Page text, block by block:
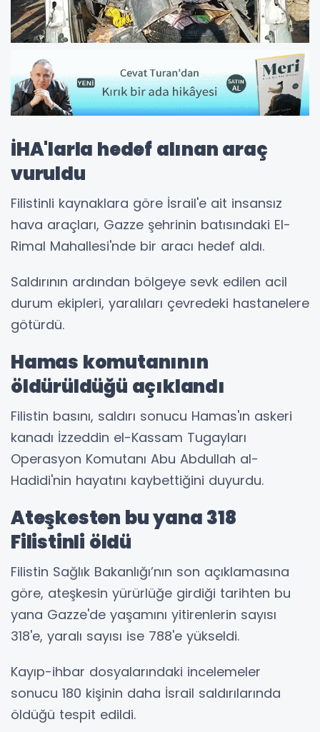
İHA'larla hedef alınan araç
vuruldu
Filistinli kaynaklara göre İsrail'e ait insansız
hava araçları, Gazze şehrinin batısındaki El-
Rimal Mahallesi'nde bir aracı hedef aldı.
Saldırının ardından bölgeye sevk edilen acil
durum ekipleri, yaralıları çevredeki hastanelere
götürdü.
Hamas komutanının
öldürüldüğü açıklandı
Filistin basını, saldırı sonucu Hamas'ın askeri
kanadı İzzeddin el-Kassam Tugayları
Operasyon Komutanı Abu Abdullah al-
Hadidi'nin hayatını kaybettiğini duyurdu.
Ateşkesten bu yana 318
Filistinli öldü
Filistin Sağlık Bakanlığı’nın son açıklamasına
göre, ateşkesin yürürlüğe girdiği tarihten bu
yana Gazze'de yaşamını yitirenlerin sayısı
318'e, yaralı sayısı ise 788'e yükseldi.
Kayıp-ihbar dosyalarındaki incelemeler
sonucu 180 kişinin daha İsrail saldırılarında
öldüğü tespit edildi.